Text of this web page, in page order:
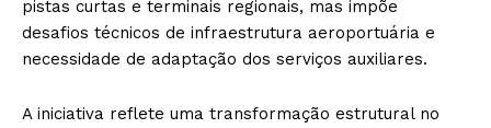
pistas curtas e terminais regionais, mas impõe
desafios técnicos de infraestrutura aeroportuária e
necessidade de adaptação dos serviços auxiliares.
A iniciativa reflete uma transformação estrutural no